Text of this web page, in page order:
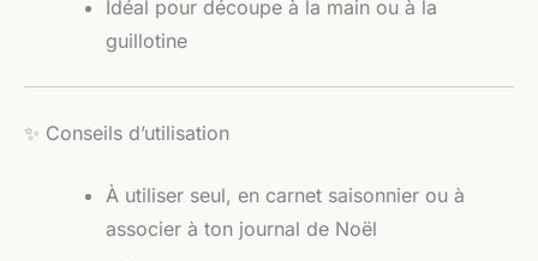
Idéal pour découpe à la main ou à la
guillotine
✨ Conseils d’utilisation
À utiliser seul, en carnet saisonnier ou à
associer à ton journal de Noël